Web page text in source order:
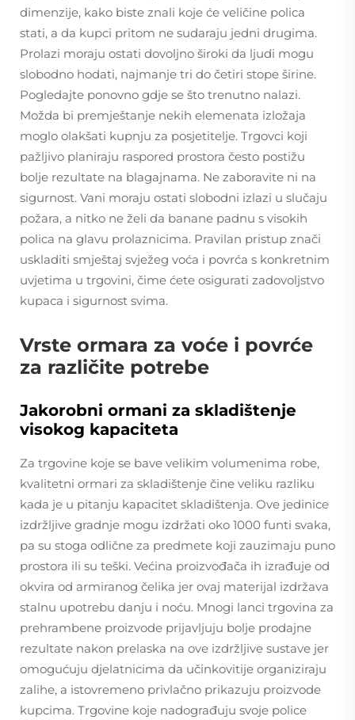
dimenzije, kako biste znali koje će veličine polica
stati, a da kupci pritom ne sudaraju jedni drugima.
Prolazi moraju ostati dovoljno široki da ljudi mogu
slobodno hodati, najmanje tri do četiri stope širine.
Pogledajte ponovno gdje se što trenutno nalazi.
Možda bi premještanje nekih elemenata izložaja
moglo olakšati kupnju za posjetitelje. Trgovci koji
pažljivo planiraju raspored prostora često postižu
bolje rezultate na blagajnama. Ne zaboravite ni na
sigurnost. Vani moraju ostati slobodni izlazi u slučaju
požara, a nitko ne želi da banane padnu s visokih
polica na glavu prolaznicima. Pravilan pristup znači
uskladiti smještaj svježeg voća i povrća s konkretnim
uvjetima u trgovini, čime ćete osigurati zadovoljstvo
kupaca i sigurnost svima.
Vrste ormara za voće i povrće
za različite potrebe
Jakorobni ormani za skladištenje
visokog kapaciteta
Za trgovine koje se bave velikim volumenima robe,
kvalitetni ormari za skladištenje čine veliku razliku
kada je u pitanju kapacitet skladištenja. Ove jedinice
izdržljive gradnje mogu izdržati oko 1000 funti svaka,
pa su stoga odlične za predmete koji zauzimaju puno
prostora ili su teški. Većina proizvođača ih izrađuje od
okvira od armiranog čelika jer ovaj materijal izdržava
stalnu upotrebu danju i noću. Mnogi lanci trgovina za
prehrambene proizvode prijavljuju bolje prodajne
rezultate nakon prelaska na ove izdržljive sustave jer
omogućuju djelatnicima da učinkovitije organiziraju
zalihe, a istovremeno privlačno prikazuju proizvode
kupcima. Trgovine koje nadograđuju svoje police